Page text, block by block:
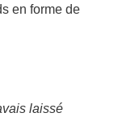
en forme de
laissé